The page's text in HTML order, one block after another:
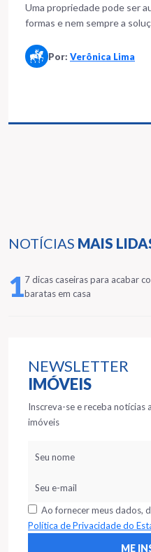
NOTÍCIAS MAIS
17 dicas caseiras para acabar
baratas em casa
NEWSLETTER
IMÓVEIS
Inscreva-se e receba notícias
imóveis
Ao fornecer meus dados,
Política de Privacidade do
Uma propriedade pode ser
formas e nem sempre a
Por: Verônica Lima